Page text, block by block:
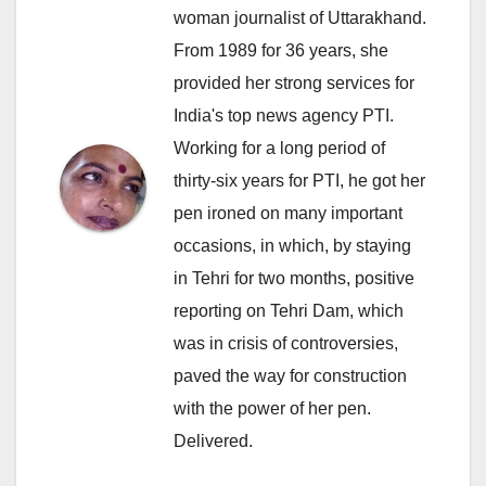
woman journalist of Uttarakhand.
From 1989 for 36 years, she
provided her strong services for
India's top news agency PTI.
Working for a long period of
thirty-six years for PTI, he got her
pen ironed on many important
occasions, in which, by staying
in Tehri for two months, positive
reporting on Tehri Dam, which
was in crisis of controversies,
paved the way for construction
with the power of her pen.
Delivered.